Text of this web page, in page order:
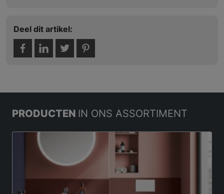
Deel dit artikel:
PRODUCTEN IN ONS ASSORTIMENT